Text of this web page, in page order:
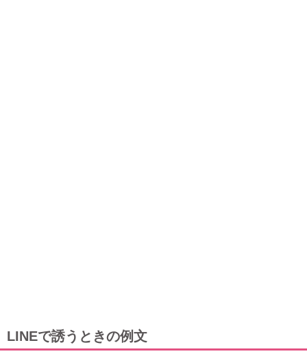
LINEで誘うときの例文